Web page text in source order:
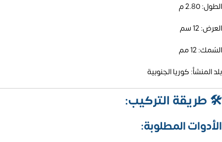
الطول: 2.80 م
العرض: 12 سم
السُمك: 12 مم
بلد المنشأ: كوريا الجنوبية
🛠️ طريقة التركيب:
الأدوات المطلوبة: